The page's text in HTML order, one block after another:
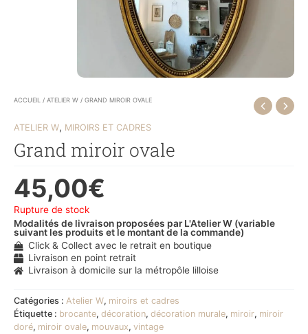
ACCUEIL / ATELIER W / GRAND MIROIR OVALE
ATELIER W, MIROIRS ET CADRES
Grand miroir ovale
45,00€
Rupture de stock
Modalités de livraison proposées par L'Atelier W (variable
suivant les produits et le montant de la commande)
Click & Collect avec le retrait en boutique
Livraison en point retrait
Livraison à domicile sur la métropôle lilloise
Catégories : Atelier W, miroirs et cadres
Étiquette : brocante, décoration, décoration murale, miroir, miroir
doré, miroir ovale, mouvaux, vintage